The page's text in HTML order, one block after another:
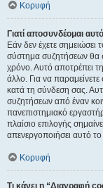
Κορυφή
Γιατί αποσυνδέομαι
Εάν δεν έχετε σημειώσει
σύστημα συζητήσεων θα
χρόνο. Αυτό αποτρέπει
άλλο. Για να
κατά τη σύνδεση σας.
συζητήσεων από έναν
πανεπιστημιακό
πλαίσιο επιλογής
απενεργοποιήσει αυτό
Κορυφή
Τι κάνει η “Διαγραφή